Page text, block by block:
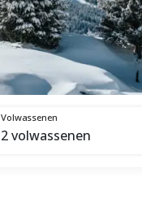
Volwassenen